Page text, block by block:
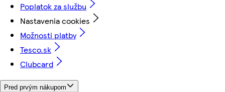
Poplatok za službu
Nastavenia cookies
Možnosti platby
Tesco.sk
Clubcard
Pred prvým nákupom